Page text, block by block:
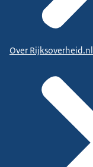
Over Rijksoverheid.nl